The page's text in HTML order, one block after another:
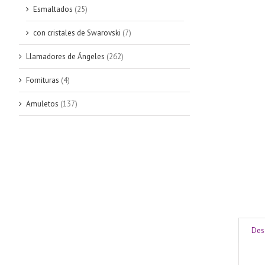
Esmaltados (25)
con cristales de Swarovski (7)
Llamadores de Ángeles (262)
Fornituras (4)
Amuletos (137)